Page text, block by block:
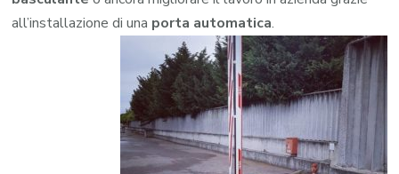
all’installazione di una porta automatica.